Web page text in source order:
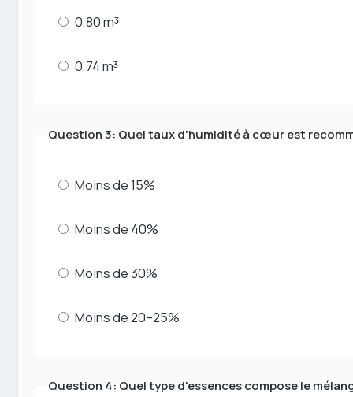
0,80 m³
0,74 m³
Question 3: Quel taux d'humidité à cœur est
Moins de 15%
Moins de 40%
Moins de 30%
Moins de 20–25%
Question 4: Quel type d'essences compose le